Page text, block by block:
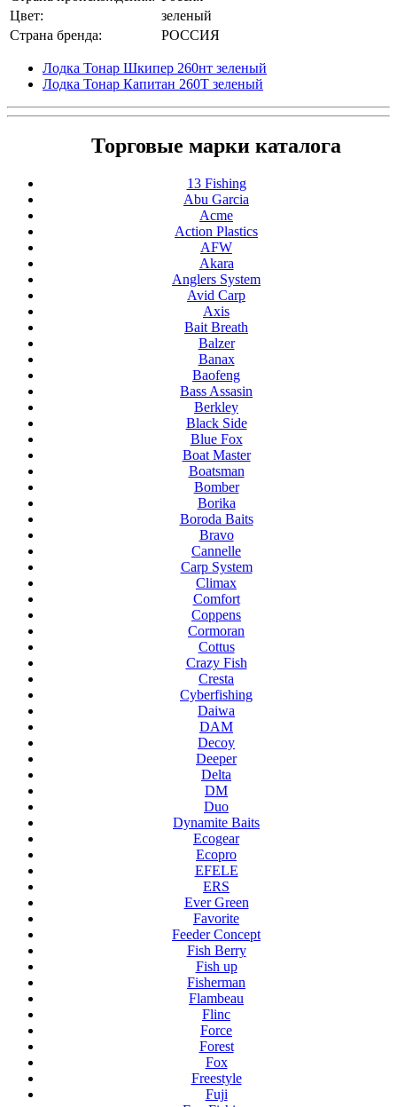
Цвет:
зеленый
Страна бренда:
РОССИЯ
Лодка Тонар Шкипер 260нт зеленый
Лодка Тонар Капитан 260Т зеленый
Торговые марки каталога
13 Fishing
Abu Garcia
Acme
Action Plastics
AFW
Akara
Anglers System
Avid Carp
Axis
Bait Breath
Balzer
Banax
Baofeng
Bass Assasin
Berkley
Black Side
Blue Fox
Boat Master
Boatsman
Bomber
Borika
Boroda Baits
Bravo
Cannelle
Carp System
Climax
Comfort
Coppens
Cormoran
Cottus
Crazy Fish
Cresta
Cyberfishing
Daiwa
DAM
Decoy
Deeper
Delta
DM
Duo
Dynamite Baits
Ecogear
Ecopro
EFELE
ERS
Ever Green
Favorite
Feeder Concept
Fish Berry
Fish up
Fisherman
Flambeau
Flinc
Force
Forest
Fox
Freestyle
Fuji